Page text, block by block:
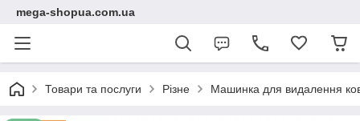
mega-shopua.com.ua
Товари та послуги Різне Машинка для видалення